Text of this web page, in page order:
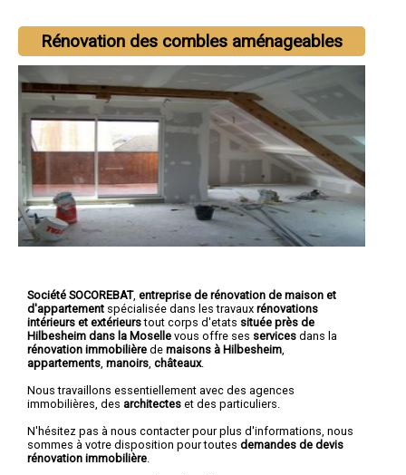
Rénovation des combles aménageables
Société SOCOREBAT, entreprise de rénovation de maison et
d'appartement spécialisée dans les travaux rénovations
intérieurs et extérieurstout corps d'etats située près de
Hilbesheim dans la Moselle vous offre ses services dans la
rénovation immobilière de maisons à Hilbesheim
appartements manoirs châteaux.
Nous travaillons essentiellement avec des agences
immobilières, des architectes et des particuliers.
N'hésitez pas à nous contacter pour plus d'informations, nous
sommes à votre disposition pour toutes demandes de devis
rénovation immobilière